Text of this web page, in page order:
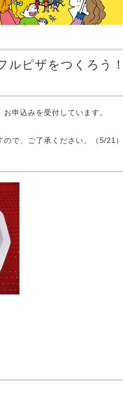
ピザをつくろう！
申込みを受付しています。
で、ご了承ください。（5/21）